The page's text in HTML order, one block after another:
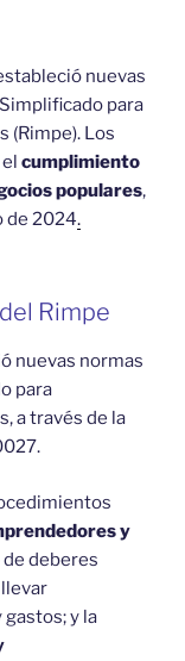
nuevas
para
(Rimpe). Los
cumplimiento
populares,
de 2024.
Rimpe
nuevas normas
para
a través de la
y
deberes
y la